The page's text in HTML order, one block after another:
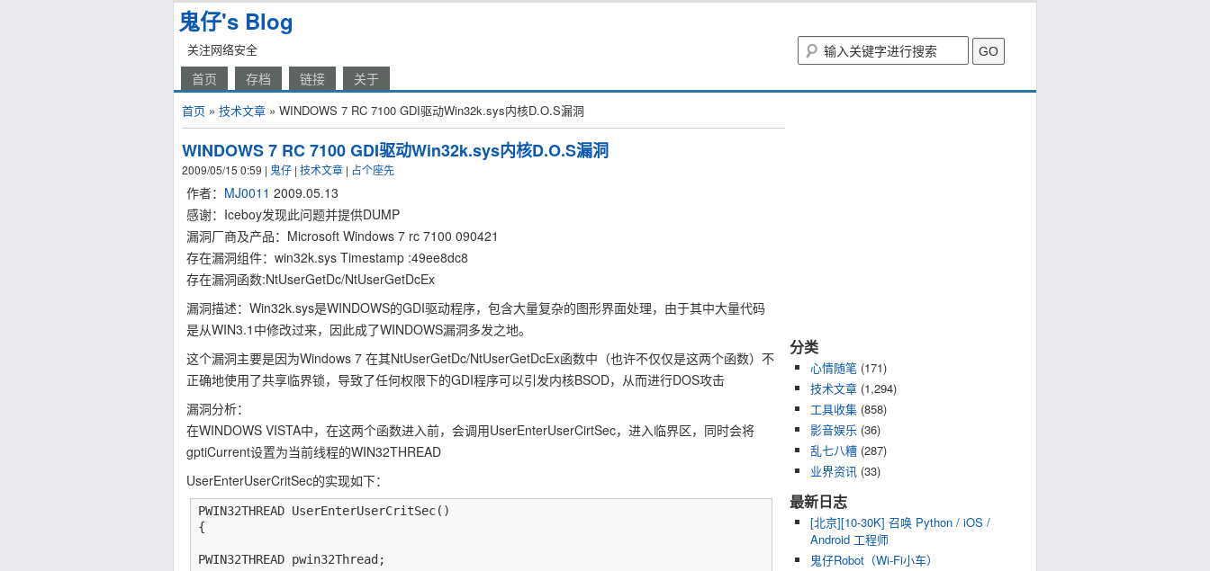
鬼仔's Blog
关注网络安全
首页 存档 链接 关于
首页 » 技术文章 » WINDOWS 7 RC 7100 GDI驱动Win32k.sys内核D.O.S漏洞
WINDOWS 7 RC 7100 GDI驱动Win32k.sys内核D.O.S漏洞
2009/05/15 0:59 | 鬼仔 | 技术文章 | 占个座先
作者： MJ0011 2009.05.13
感谢：Iceboy发现此问题并提供DUMP
漏洞厂商及产品：Microsoft Windows 7 rc 7100 090421
存在漏洞组件：win32k.sys Timestamp :49ee8dc8
存在漏洞函数:NtUserGetDc/NtUserGetDcEx
漏洞描述：Win32k.sys是WINDOWS的GDI驱动程序，包含大量复杂的图形界面处理，由于其中大量代码
是从WIN3.1中修改过来，因此成了WINDOWS漏洞多发之地。
这个漏洞主要是因为Windows 7 在其NtUserGetDc/NtUserGetDcEx函数中（也许不仅仅是这两个函数）不
正确地使用了共享临界锁，导致了任何权限下的GDI程序可以引发内核BSOD，从而进行DOS攻击
漏洞分析：
在WINDOWS VISTA中，在这两个函数进入前，会调用UserEnterUserCirtSec，进入临界区，同时会将
gptiCurrent设置为当前线程的WIN32THREAD
UserEnterUserCritSec的实现如下：
PWIN32THREAD UserEnterUserCritSec()
{
PWIN32THREAD pwin32Thread;
分类
心情随笔 (171)
技术文章 (1,294)
工具收集 (858)
影音娱乐 (36)
乱七八糟 (287)
业界资讯 (33)
最新日志
[北京][10-30K] 召唤 Python / iOS /
Android 工程师
鬼仔Robot（Wi-Fi小车）